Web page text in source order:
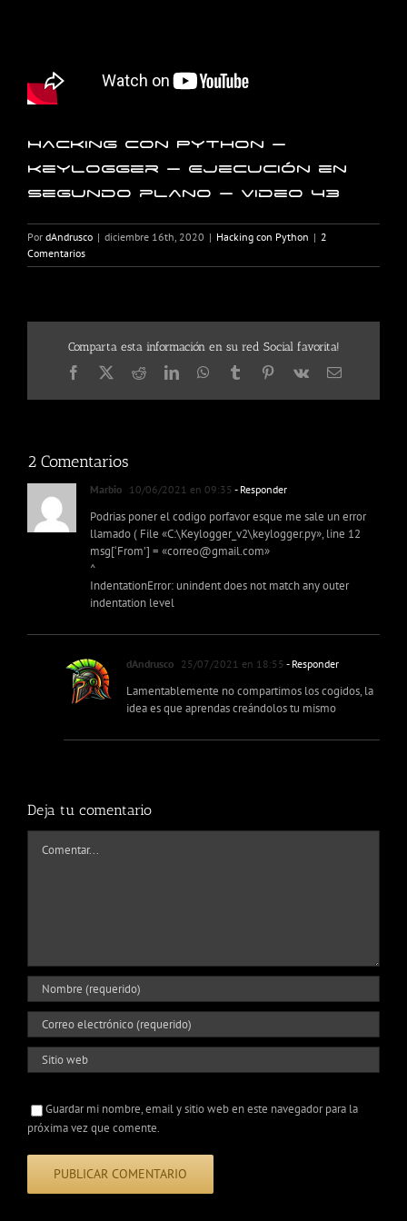
Hacking con Python –
Keylogger – Ejecución en
segundo plano – Video 43
Por dAndrusco | diciembre 16th, 2020 | Hacking con Python | 2
Comentarios
Comparta esta información en su red Social favorita!
Facebook
X RedditLinkedInWhatsApp
TumblrPinterest
Vk
Correo
2 Comentarios
Marbio 10/06/2021 en 09:35 - Responder
Podrias poner el codigo porfavor esque me sale un error
llamado ( File «C:\Keylogger_v2\keylogger.py», line 12
msg[‘From’] = «correo@gmail.com»
^
IndentationError: unindent does not match any outer
indentation level
dAndrusco 25/07/2021 en 18:55 - Responder
Lamentablemente no compartimos los cogidos, la
idea es que aprendas creándolos tu mismo
Deja tu comentario
Guardar mi nombre, email y sitio web en este navegador para la
próxima vez que comente.